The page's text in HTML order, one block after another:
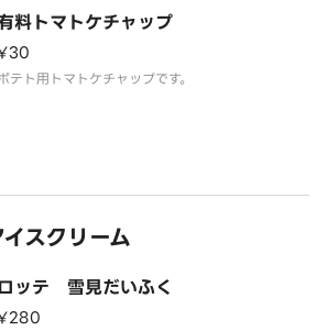
料トマトケチャップ
テト用トマトケチャップです。
スクリーム
ロッテ 雪見だいふく